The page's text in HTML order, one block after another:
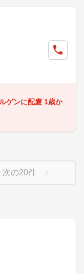
ゲンに配慮 1歳か
次の20件